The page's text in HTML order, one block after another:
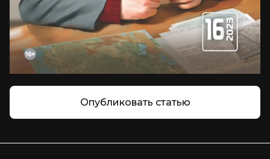
Опубликовать статью